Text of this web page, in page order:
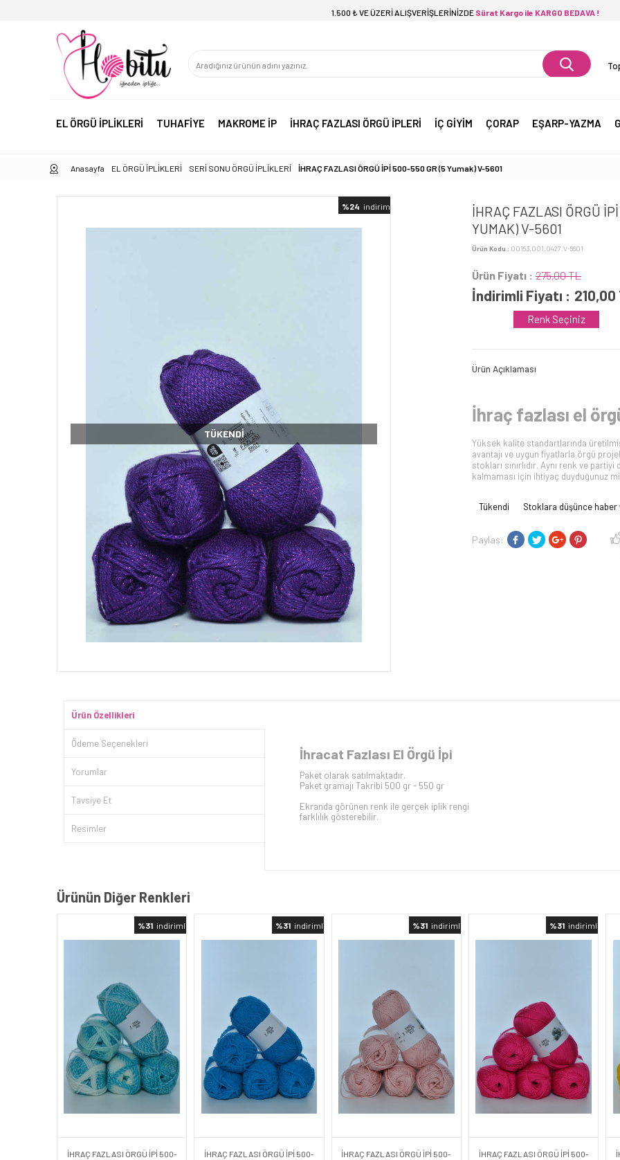
1.500 ₺ VE ÜZERİ ALIŞVERİŞLERİNİZDE Sürat Kargo ile KARGO BEDAVA !
EL ÖRGÜ İPLİKLERİ TUHAFİYE MAKROME İP İHRAÇ FAZLASI ÖRGÜ İPLERİ İÇ GİYİM ÇORAP EŞARP-YAZMA
Anasayfa EL ÖRGÜ İPLİKLERİ SERİ SONU ÖRGÜ İPLİKLERİ İHRAÇ FAZLASI ÖRGÜ İPİ 500-550 GR (5 Yumak) V-5601
%24 indirimli
TÜKENDI
İHRAÇ FAZLASI ÖRGÜ
YUMAK) V-5601
Ürün Kodu : 00153.001.0427.V-5601
Ürün Fiyatı : 275,00 TL
İndirimli Fiyatı : 210,00
Renk Seçiniz
Ürün Açıklaması
İhraç fazlası el
Yüksek kalite standartlarında
avantajı ve uygun fiyatlarla örgü
stokları sınırlıdır. Aynı renk ve
kalmaması için ihtiyaç duyduğunuz
Tükendi Stoklara düşünce haber
Paylaş:
Ürün Özellikleri
Ödeme Seçenekleri
Yorumlar
Tavsiye Et
Resimler
İhracat Fazlası El Örgü İpi
Paket olarak satılmaktadır.
Paket gramajı Takribi 500 gr - 550 gr
Ekranda görünen renk ile gerçek iplik rengi
farklılık gösterebilir.
Ürünün Diğer Renkleri
%31 indirimli
İHRAÇ FAZLASI ÖRGÜ İPİ 500-
%31 indirimli
İHRAÇ FAZLASI ÖRGÜ İPİ 500-
%31 indirimli
İHRAÇ FAZLASI ÖRGÜ İPİ 500-
%31 indirimli
İHRAÇ FAZLASI ÖRGÜ İPİ 500-